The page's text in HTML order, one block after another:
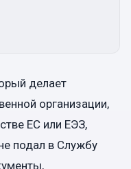
делает
организации,
ЕС или ЕЭЗ,
подал в Службу